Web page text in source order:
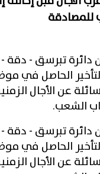
دائرة تبرسق - دقة -
الحاصل في
عن الأجال
الشعب.
دائرة تبرسق - دقة -
الحاصل في
عن الأجال